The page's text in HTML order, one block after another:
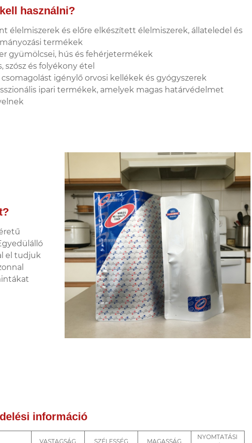
használni?
élelmiszerek és előre elkészített élelmiszerek, állateledel és
termékek
gyümölcsei, hús és fehérjetermékek
szósz és folyékony étel
csomagolást igénylő orvosi kellékek és gyógyszerek
ipari termékek, amelyek magas határvédelmet
el tudjuk
információ
VASTAGSÁG SZÉLESSÉG MAGASSÁG
NYOMTATÁSI